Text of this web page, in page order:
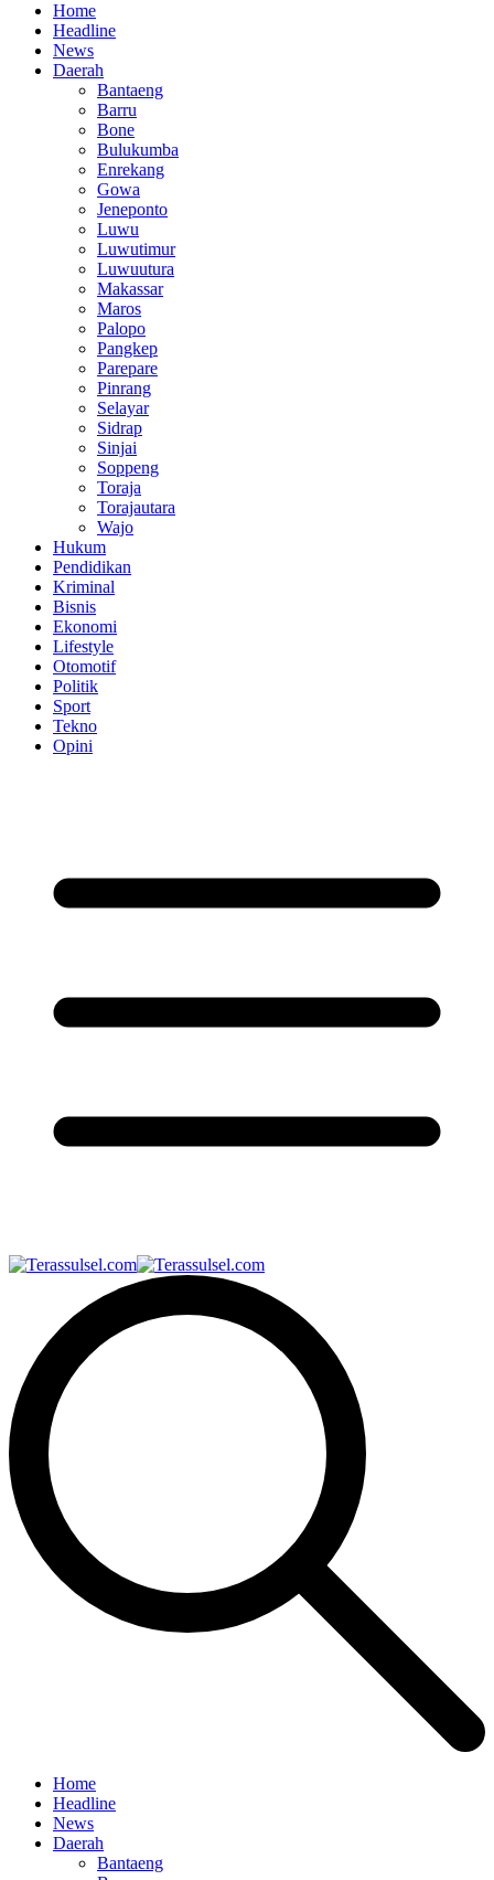
Home
Headline
News
Daerah
Bantaeng
Barru
Bone
Bulukumba
Enrekang
Gowa
Jeneponto
Luwu
Luwutimur
Luwuutura
Makassar
Maros
Palopo
Pangkep
Parepare
Pinrang
Selayar
Sidrap
Sinjai
Soppeng
Toraja
Torajautara
Wajo
Hukum
Pendidikan
Kriminal
Bisnis
Ekonomi
Lifestyle
Otomotif
Politik
Sport
Tekno
Opini
Home
Headline
News
Daerah
Bantaeng